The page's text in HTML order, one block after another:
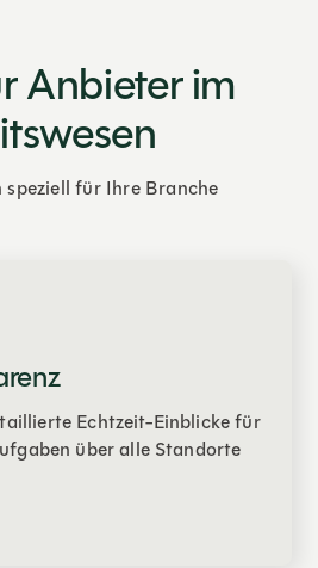
Anbieter im
für Ihre Branche
Echtzeit-Einblicke für
über alle Standorte